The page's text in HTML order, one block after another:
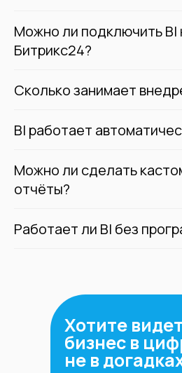
Можно ли подключить BI
Битрикс24?
Сколько занимает
BI работает
Можно ли сделать
отчёты?
Работает ли BI без
Хотите
бизнес в
не в